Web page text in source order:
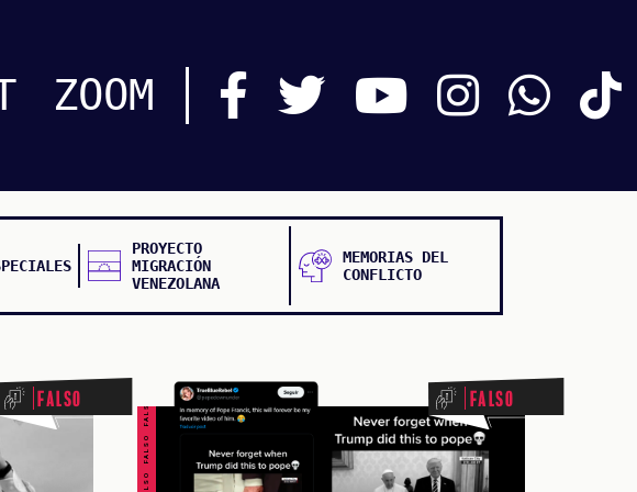
ZOOM
PROYECTO
MIGRACIÓN
VENEZOLANA
MEMORIAS DEL
CONFLICTO
Falso Falso